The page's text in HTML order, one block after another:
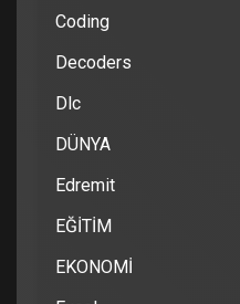
Coding
Decoders
Dlc
DÜNYA
Edremit
EĞİTİM
EKONOMİ